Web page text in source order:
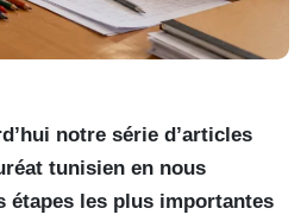
notre série d’articles
tunisien en nous
étapes les plus importantes